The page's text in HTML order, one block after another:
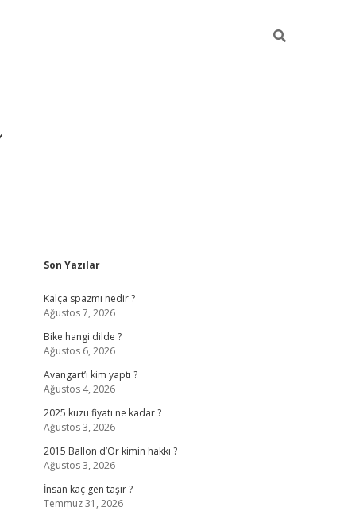
Sidebar
Son Yazılar
Kalça spazmı nedir ?
Ağustos 7, 2026
Bike hangi dilde ?
Ağustos 6, 2026
Avangart’ı kim yaptı ?
Ağustos 4, 2026
2025 kuzu fiyatı ne kadar ?
Ağustos 3, 2026
2015 Ballon d’Or kimin hakkı ?
Ağustos 3, 2026
İnsan kaç gen taşır ?
Temmuz 31, 2026